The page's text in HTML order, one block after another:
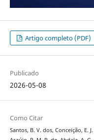
Artigo completo (PDF)
Publicado
2026-05-08
Como Citar
Santos, B. V. dos, Conceição, E.